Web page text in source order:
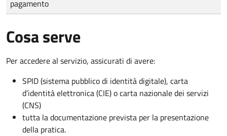
pagamento
Cosa serve
Per accedere al servizio, assicurati di avere:
SPID (sistema pubblico di identità digitale), carta
d’identità elettronica (CIE) o carta nazionale dei servizi
(CNS)
tutta la documentazione prevista per la presentazione
della pratica.